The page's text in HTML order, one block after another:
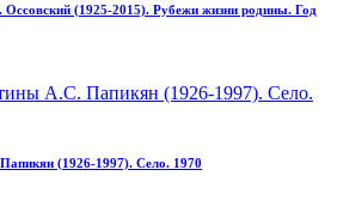
(1925-2015). Рубежи жизни родины. Год
(1926-1997). Село. 1970